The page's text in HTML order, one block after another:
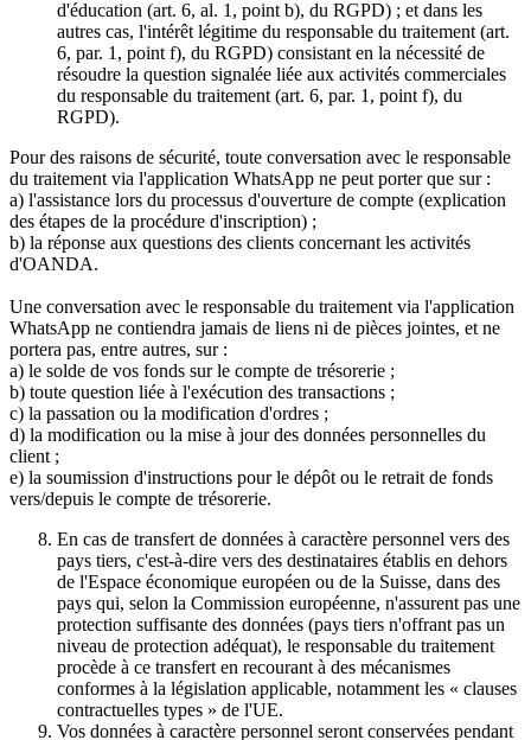
d'éducation (art. 6, al. 1, point b), du RGPD) ; et dans les
autres cas, l'intérêt légitime du responsable du traitement (art.
6, par. 1, point f), du RGPD) consistant en la nécessité de
résoudre la question signalée liée aux activités commerciales
du responsable du traitement (art. 6, par. 1, point f), du
RGPD).
Pour des raisons de sécurité, toute conversation avec le responsable
du traitement via l'application WhatsApp ne peut porter que sur :
a) l'assistance lors du processus d'ouverture de compte (explication
des étapes de la procédure d'inscription) ;
b) la réponse aux questions des clients concernant les activités
d'OANDA.
Une conversation avec le responsable du traitement via l'application
WhatsApp ne contiendra jamais de liens ni de pièces jointes, et ne
portera pas, entre autres, sur :
a) le solde de vos fonds sur le compte de trésorerie ;
b) toute question liée à l'exécution des transactions ;
c) la passation ou la modification d'ordres ;
d) la modification ou la mise à jour des données personnelles du
client ;
e) la soumission d'instructions pour le dépôt ou le retrait de fonds
vers/depuis le compte de trésorerie.
En cas de transfert de données à caractère personnel vers des
pays tiers, c'est-à-dire vers des destinataires établis en dehors
de l'Espace économique européen ou de la Suisse, dans des
pays qui, selon la Commission européenne, n'assurent pas une
protection suffisante des données (pays tiers n'offrant pas un
niveau de protection adéquat), le responsable du traitement
procède à ce transfert en recourant à des mécanismes
conformes à la législation applicable, notamment les « clauses
contractuelles types » de l'UE.
Vos données à caractère personnel seront conservées pendant